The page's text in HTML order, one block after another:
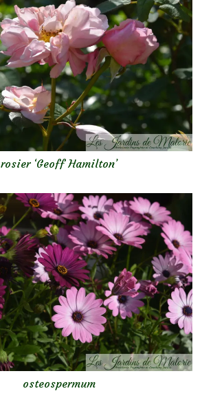
rosier ‘Geoff Hamilton’
osteospermum